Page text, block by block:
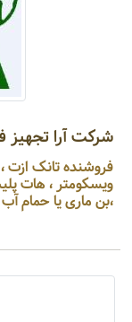
شرکت آرا تجهیز
فروشنده
ویسکومتر ، هات
،بن ماری یا حمام